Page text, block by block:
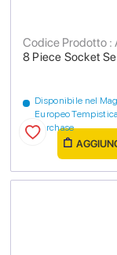
8 Piece Socket
Codice Prodotto :
Disponibile nel
Europeo
purchase